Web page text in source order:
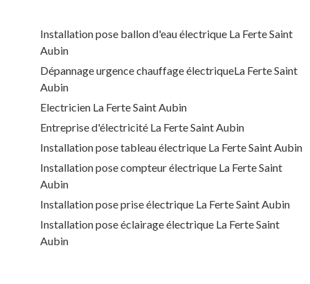
Installation pose ballon d'eau électrique La Ferte Saint
Aubin
Dépannage urgence chauffage électriqueLa Ferte Saint
Aubin
Electricien La Ferte Saint Aubin
Entreprise d'électricité La Ferte Saint Aubin
Installation pose tableau électrique La Ferte Saint Aubin
Installation pose compteur électrique La Ferte Saint
Aubin
Installation pose prise électrique La Ferte Saint Aubin
Installation pose éclairage électrique La Ferte Saint
Aubin